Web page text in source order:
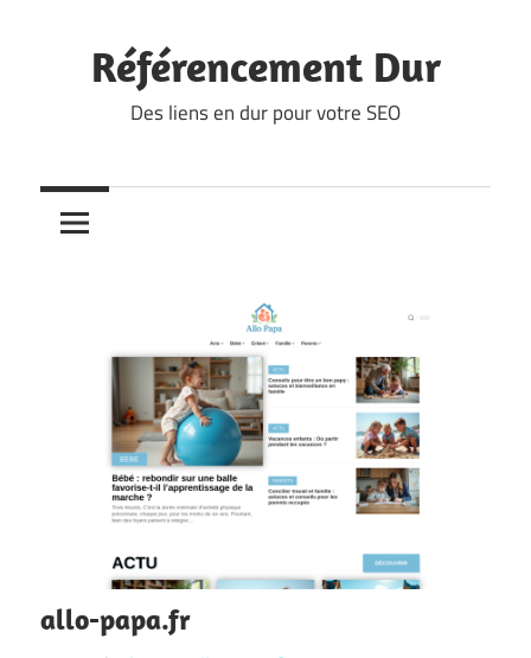
contentRéférencement Dur
Des liens en dur pour votre SEO
allo-papa.fr